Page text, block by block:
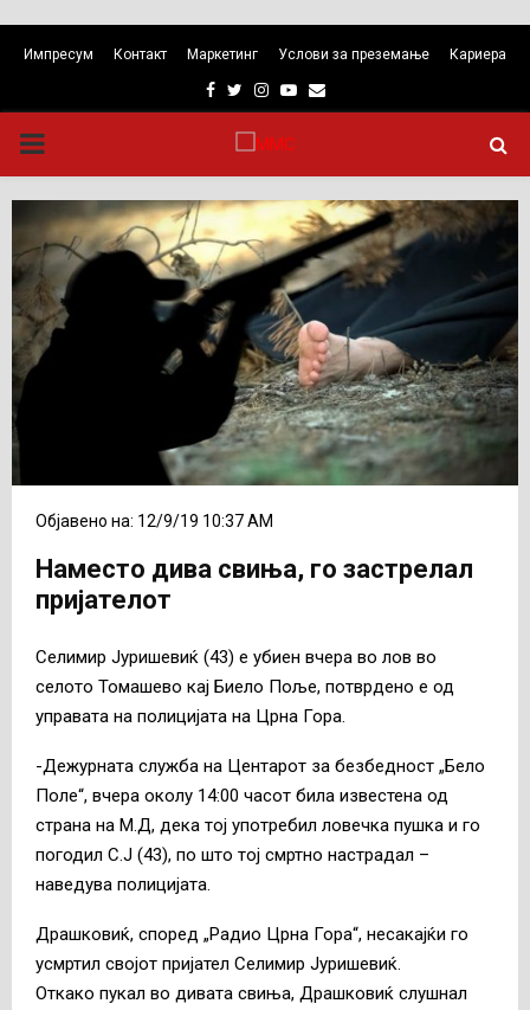
Импресум Контакт Маркетинг Услови за преземање Кариера
Facebook
TwitterInstagram
Youtube
Email
PRIMARY
MENU
Објавено на: 12/9/19 10:37 AM
Наместо дива свиња, го застрелал
пријателот
Селимир Јуришевиќ (43) е убиен вчера во лов во
селото Томашево кај Биело Поље, потврдено е од
управата на полицијата на Црна Гора.
-Дежурната служба на Центарот за безбедност „Бело
Поле“, вчера околу 14:00 часот била известена од
страна на М.Д, дека тој употребил ловечка пушка и го
погодил С.Ј (43), по што тој смртно настрадал –
наведува полицијата.
Драшковиќ, според „Радио Црна Гора“, несакајќи го
усмртил својот пријател Селимир Јуришевиќ.
Откако пукал во дивата свиња, Драшковиќ слушнал